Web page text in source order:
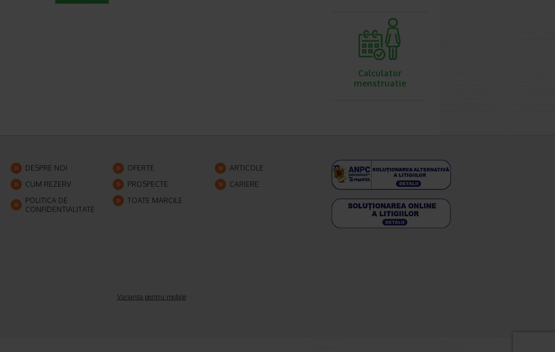
Calculator
menstruatie
DESPRE NOI OFERTE
ARTICOLE
CUM REZERV
PROSPECTE
CARIERE
POLITICA DE
CONFIDENTIALITATE
TOATE MARCILE
Varianta pentru mobile